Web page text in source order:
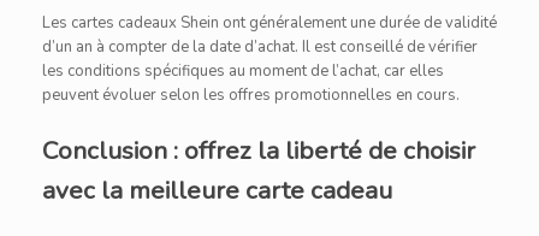
Les cartes cadeaux Shein ont généralement une durée de validité
d’un an à compter de la date d’achat. Il est conseillé de vérifier
les conditions spécifiques au moment de l’achat, car elles
peuvent évoluer selon les offres promotionnelles en cours.
Conclusion : offrez la liberté de choisir
avec la meilleure carte cadeau